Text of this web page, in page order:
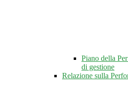
Piano della
di gestione
Relazione sulla